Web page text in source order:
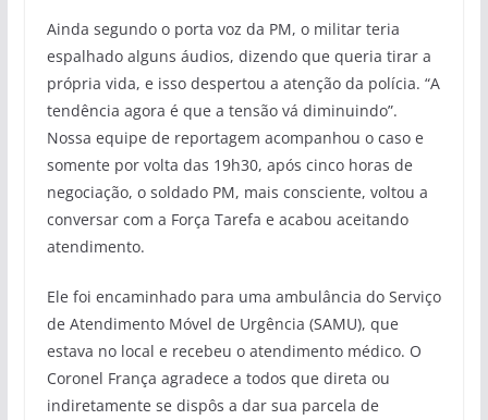
Ainda segundo o porta voz da PM, o militar teria
espalhado alguns áudios, dizendo que queria tirar a
própria vida, e isso despertou a atenção da polícia. “A
tendência agora é que a tensão vá diminuindo”.
Nossa equipe de reportagem acompanhou o caso e
somente por volta das 19h30, após cinco horas de
negociação, o soldado PM, mais consciente, voltou a
conversar com a Força Tarefa e acabou aceitando
atendimento.
Ele foi encaminhado para uma ambulância do Serviço
de Atendimento Móvel de Urgência (SAMU), que
estava no local e recebeu o atendimento médico. O
Coronel França agradece a todos que direta ou
indiretamente se dispôs a dar sua parcela de